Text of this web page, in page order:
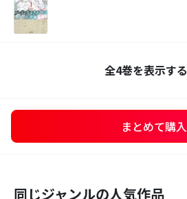
全4巻を表示する
まとめて購入
同じジャンルの人気作品